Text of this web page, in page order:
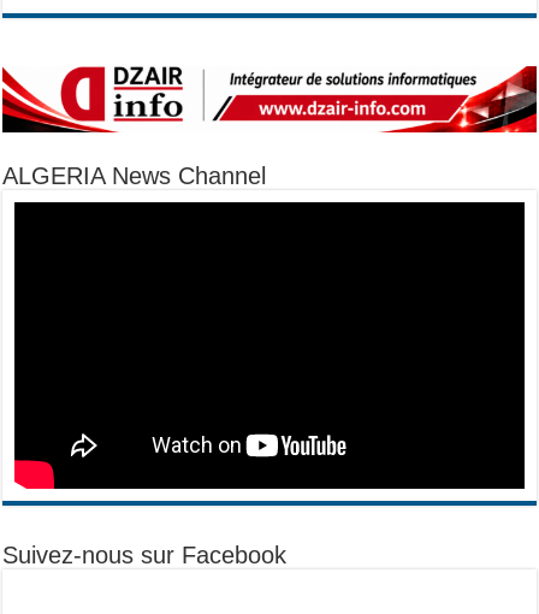
ALGERIA News Channel
Suivez-nous sur Facebook